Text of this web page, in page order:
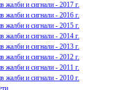
жалби и сигнали - 2017 г.
жалби и сигнали - 2016 г.
жалби и сигнали - 2015 г.
жалби и сигнали - 2014 г.
жалби и сигнали - 2013 г.
жалби и сигнали - 2012 г.
жалби и сигнали - 2011 г.
жалби и сигнали - 2010 г.